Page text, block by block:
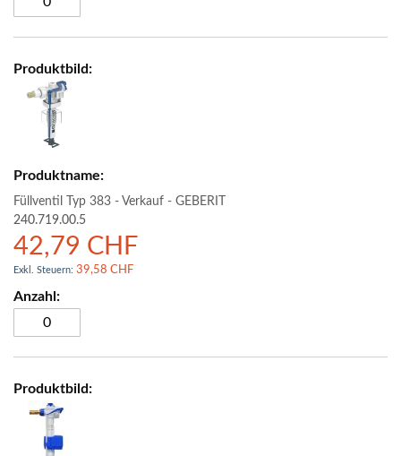
Füllventil Typ 383 - Verkauf - GEBERIT
240.719.00.5
42,79 CHF
39,58 CHF